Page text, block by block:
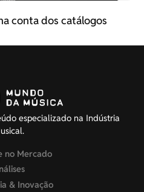
conta dos catálogos
especializado na Indústria
no Mercado
& Inovação